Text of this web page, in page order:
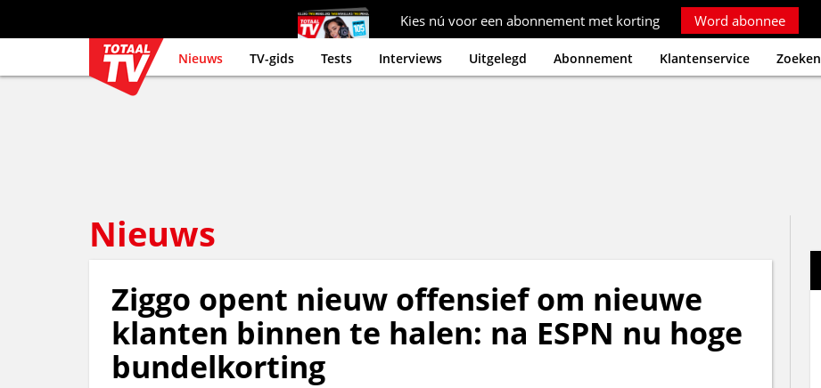
Kies nú voor een abonnement met korting Word abonnee
Nieuws TV-gids Tests Interviews Uitgelegd Abonnement Klantenservice Zoeken
Nieuws
Ziggo opent nieuw offensief om nieuwe
klanten binnen te halen: na ESPN nu hoge
bundelkorting